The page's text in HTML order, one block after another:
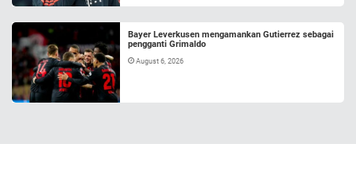
Bayer Leverkusen mengamankan Gutierrez sebagai
pengganti Grimaldo
August 6, 2026